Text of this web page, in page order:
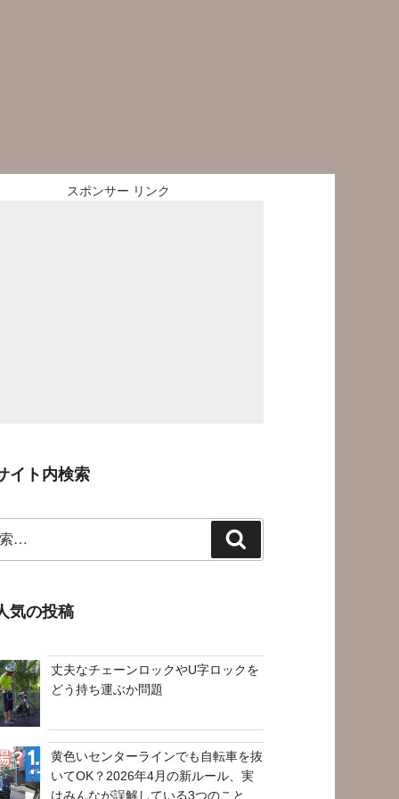
スポンサー リンク
イト内検索
索
気の投稿
丈夫なチェーンロックやU字ロックを
どう持ち運ぶか問題
黄色いセンターラインでも自転車を抜
いてOK？2026年4月の新ルール、実
はみんなが誤解している3つのこと